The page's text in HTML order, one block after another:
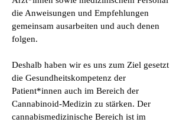
die Anweisungen und Empfehlungen
gemeinsam ausarbeiten und auch denen
folgen.
Deshalb haben wir es uns zum Ziel gesetzt
die Gesundheitskompetenz der
Patient*innen auch im Bereich der
Cannabinoid-Medizin zu stärken. Der
cannabismedizinische Bereich ist im